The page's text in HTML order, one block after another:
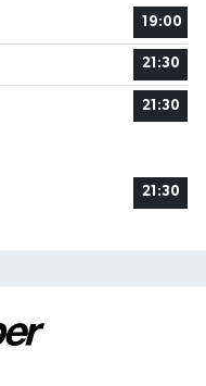
19:00
21:30
21:30
21:30